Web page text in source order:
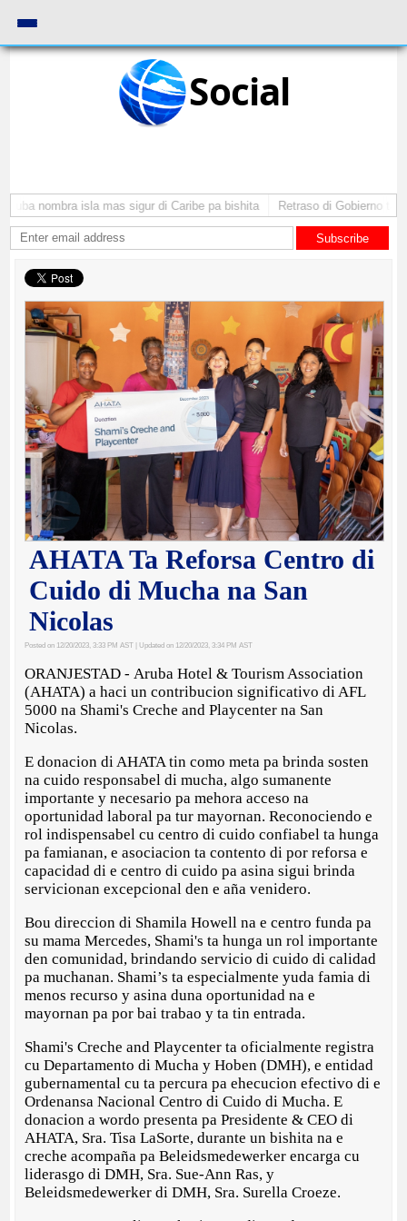
Social
nombra isla mas sigur di Caribe pa bishita Retraso di Gobierno ta
Subscribe
AHATA Ta Reforsa Centro di
Cuido di Mucha na San
Nicolas
Posted on 12/20/2023, 3:33 PM AST | Updated on 12/20/2023, 3:34 PM AST
ORANJESTAD - Aruba Hotel & Tourism Association
(AHATA) a haci un contribucion significativo di AFL
5000 na Shami's Creche and Playcenter na San
Nicolas.
E donacion di AHATA tin como meta pa brinda sosten
na cuido responsabel di mucha, algo sumanente
importante y necesario pa mehora acceso na
oportunidad laboral pa tur mayornan. Reconociendo e
rol indispensabel cu centro di cuido confiabel ta hunga
pa famianan, e asociacion ta contento di por reforsa e
capacidad di e centro di cuido pa asina sigui brinda
servicionan excepcional den e aña venidero.
Bou direccion di Shamila Howell na e centro funda pa
su mama Mercedes, Shami's ta hunga un rol importante
den comunidad, brindando servicio di cuido di calidad
pa muchanan. Shami’s ta especialmente yuda famia di
menos recurso y asina duna oportunidad na e
mayornan pa por bai trabao y ta tin entrada.
Shami's Creche and Playcenter ta oficialmente registra
cu Departamento di Mucha y Hoben (DMH), e entidad
gubernamental cu ta percura pa ehecucion efectivo di e
Ordenansa Nacional Centro di Cuido di Mucha. E
donacion a wordo presenta pa Presidente & CEO di
AHATA, Sra. Tisa LaSorte, durante un bishita na e
creche acompaña pa Beleidsmedewerker encarga cu
liderasgo di DMH, Sra. Sue-Ann Ras, y
Beleidsmedewerker di DMH, Sra. Surella Croeze.